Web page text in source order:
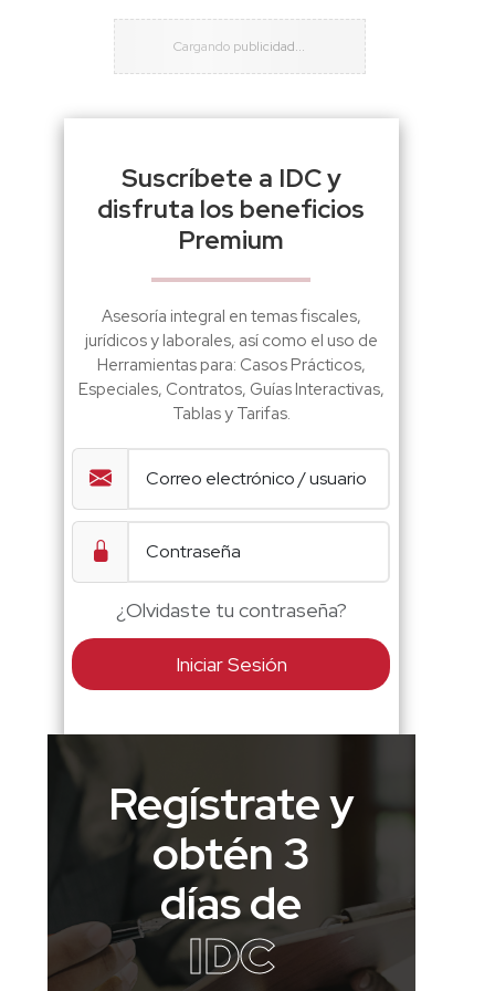
Suscríbete a IDC y
disfruta los beneficios
Premium
Asesoría integral en temas fiscales,
jurídicos y laborales, así como el uso de
Herramientas para: Casos Prácticos,
Especiales, Contratos, Guías Interactivas,
Tablas y Tarifas.
¿Olvidaste tu contraseña?
Iniciar Sesión
Regístrate y
obtén 3
días de
IDC